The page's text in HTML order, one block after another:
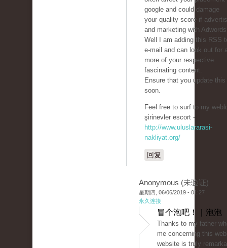
google and could damage
your quality score if
and marketing with
Well I am adding this RSS
e-mail and can look out for
more of your respective
fascinating content.
Ensure that you update this
soon.
Feel free to surf to my
şirinevler escort -
http://www.uluslararasi-
nakliyat.org/
回复
Anonymous (未验证)
星期四, 06/06/2019 - 01:27
永久连接
冒个泡吧！ | 泡泡
Thanks to my father
me concerning this
website is truly